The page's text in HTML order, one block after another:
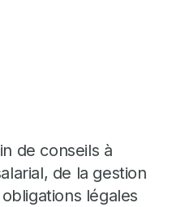
de conseils à
de la gestion
légales